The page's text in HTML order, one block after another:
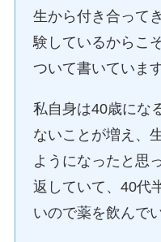
生から付き合って
験しているからこ
ついて書いています
私自身は40歳にな
ないことが増え、
ようになったと思
返していて、40代
いので薬を飲んで